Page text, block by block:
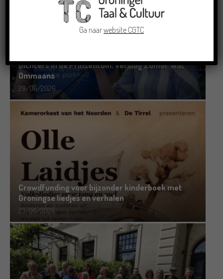
Dichters in de Prinsentuin: Verslag Zomor Wat
Ommaans
29/06/2026
Crowdfunding voor bijzonder kinderboek met
Groningse liedjes en verhalen
23/06/2026
Ga naarwebsite CGTC